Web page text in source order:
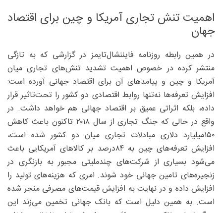
اهمیت تنش تجاری آمریکا و چین برای اقتصاد
جهان
در همین رابطه روزنامه فایننشال‌تایمز در گزارشی که به تازگی
منتشر کرده در خصوص اهمیت تشدید تنش‌های تجاری میان
آمریکا و چین و پیامدهای آن برای اقتصاد جهانی آورده است:
افزایش تعرفه‌ها نه‌تنها روابط اقتصادی دو کشور را تحت‌تاثیر قرار
داده، بلکه اثراتی عمیق بر اقتصاد جهانی هم خواهد داشت. در
واقع در حالی که جنگ تجاری از سال ۲۰۱۸ تاکنون باعث کاهش
۱۵۰‌میلیارد دلاری مبادلات تجاری میان دو کشور شده است،
افزایش تعرفه‌های چین به ۸۴‌درصد بر کالاهای آمریکایی باعث
می‌شود بسیاری از شرکت‌های چندملیتی مجبور به بازنگری در
زنجیره‌های تامین جهانی خود شوند. امری که هزینه‌های تولید را
افزایش داده و در نهایت به افزایش قیمت‌های مصرفی منجر شده
است. به همین دلیل است که بانک جهانی تخمین می‌زند این